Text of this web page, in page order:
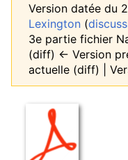
Version datée du
Lexington (
3e partie fichier
(diff) ← Version
actuelle (diff) |